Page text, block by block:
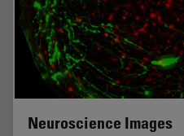
Neuroscience Images